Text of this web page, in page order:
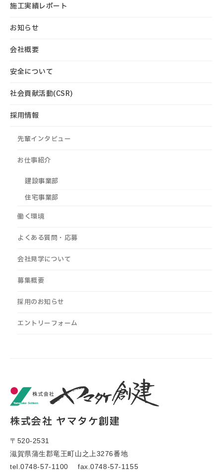
株式会社 ヤマタケ創建
〒520-2531
滋賀県蒲生郡竜王町山之上3276番地
tel.0748-57-1100 fax.0748-57-1155
施工実績レポート
お知らせ
会社概要
安全について
社会貢献活動(CSR)
採用情報
先輩インタビュー
お仕事紹介
建設事業部
住宅事業部
働く環境
よくある質問・応募
会社見学について
募集概要
採用のお知らせ
エントリーフォーム